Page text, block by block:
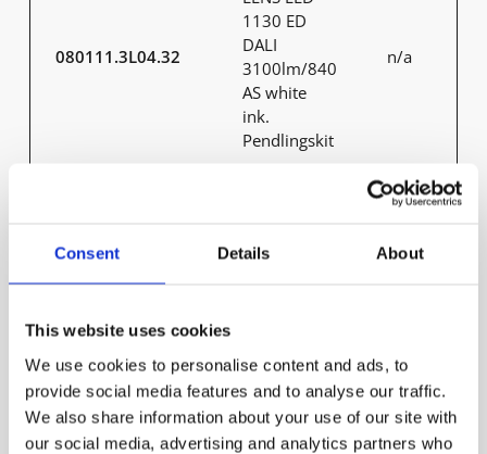
Consent Details About
This website uses cookies
We use cookies to personalise content and ads, to
provide social media features and to analyse our traffic.
We also share information about your use of our site with
our social media, advertising and analytics partners who
080111.3L04.32
1130 ED
DALI
3100lm/840
AS white
ink.
Pendlingskit
n/a
Fasadbelysning
Spotlight
Downlight